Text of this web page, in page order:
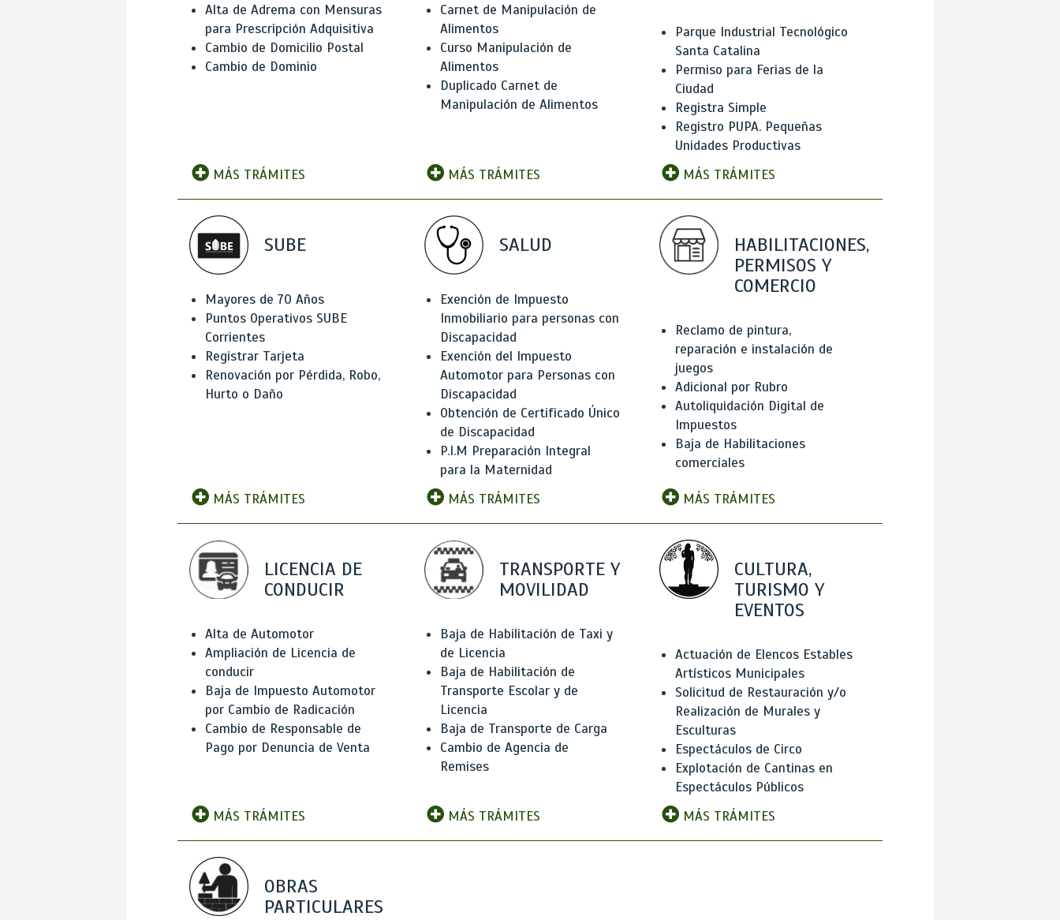
Alta de Adrema con Mensuras
para Prescripción Adquisitiva
Cambio de Domicilio Postal
Cambio de Dominio
MÁS TRÁMITES
Carnet de Manipulación de
Alimentos
Curso Manipulación de
Alimentos
Duplicado Carnet de
Manipulación de Alimentos
MÁS TRÁMITES
Parque Industrial Tecnológico
Santa Catalina
Permiso para Ferias de la
Ciudad
Registra Simple
Registro PUPA. Pequeñas
Unidades Productivas
MÁS TRÁMITES
SUBE
Mayores de 70 Años
Puntos Operativos SUBE
Corrientes
Registrar Tarjeta
Renovación por Pérdida, Robo,
Hurto o Daño
MÁS TRÁMITES
SALUD
Exención de Impuesto
Inmobiliario para personas con
Discapacidad
Exención del Impuesto
Automotor para Personas con
Discapacidad
Obtención de Certificado Único
de Discapacidad
P.I.M Preparación Integral
para la Maternidad
MÁS TRÁMITES
HABILITACIONES,
PERMISOS Y
COMERCIO
Reclamo de pintura,
reparación e instalación de
juegos
Adicional por Rubro
Autoliquidación Digital de
Impuestos
Baja de Habilitaciones
comerciales
MÁS TRÁMITES
LICENCIA DE
CONDUCIR
Alta de Automotor
Ampliación de Licencia de
conducir
Baja de Impuesto Automotor
por Cambio de Radicación
Cambio de Responsable de
Pago por Denuncia de Venta
MÁS TRÁMITES
TRANSPORTE Y
MOVILIDAD
Baja de Habilitación de Taxi y
de Licencia
Baja de Habilitación de
Transporte Escolar y de
Licencia
Baja de Transporte de Carga
Cambio de Agencia de
Remises
MÁS TRÁMITES
CULTURA,
TURISMO Y
EVENTOS
Actuación de Elencos Estables
Artísticos Municipales
Solicitud de Restauración y/o
Realización de Murales y
Esculturas
Espectáculos de Circo
Explotación de Cantinas en
Espectáculos Públicos
MÁS TRÁMITES
OBRAS
PARTICULARES